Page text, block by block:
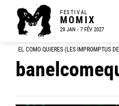
FESTIVAL
MOMIX
29 JAN - 7 FÉV 2027
EL COMO QUIERES (LES IMPROMPTUS